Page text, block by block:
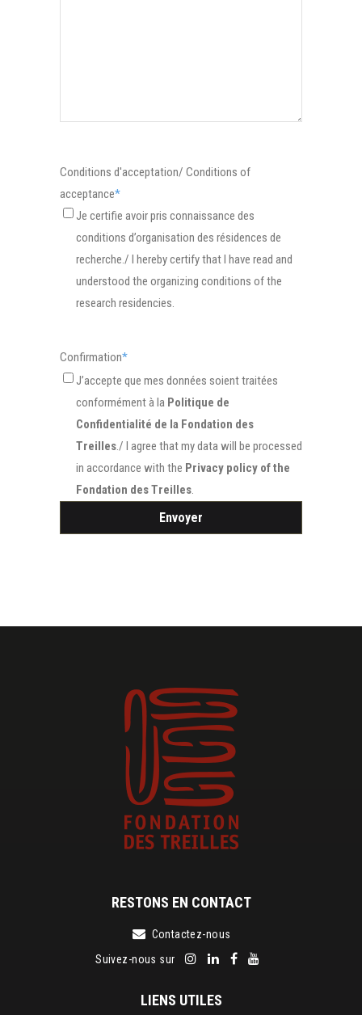
Conditions d'acceptation/ Conditions of
acceptance*
Je certifie avoir pris connaissance des
conditions d’organisation des résidences de
recherche./ I hereby certify that I have read and
understood the organizing conditions of the
research residencies.
Confirmation*
J’accepte que mes données soient traitées
conformément à la Politique de
Confidentialité de la Fondation des
Treilles./ I agree that my data will be processed
in accordance with the Privacy policy of the
Fondation des Treilles.
RESTONS EN CONTACT
Contactez-nous
Suivez-nous sur
LIENS UTILES